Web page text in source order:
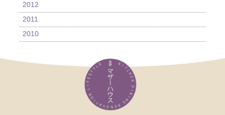
2012
2011
2010